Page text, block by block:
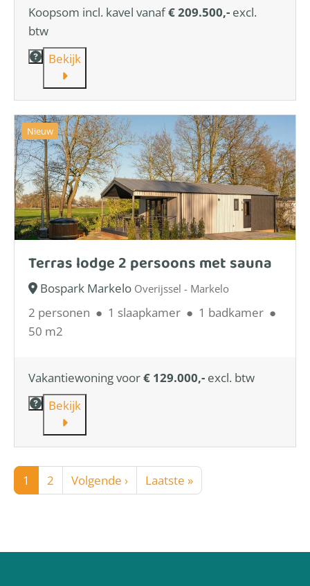
Koopsom incl. kavel vanaf€ 209.500,- excl.
btw
Bekijk
Nieuw
Terras lodge 2 persoons met sauna
Bospark Markelo Overijssel - Markelo
2 personen ● 1 slaapkamer ● 1 badkamer ●
50 m2
Vakantiewoning voor€ 129.000,- excl. btw
Bekijk
1 2 Volgende › Laatste »